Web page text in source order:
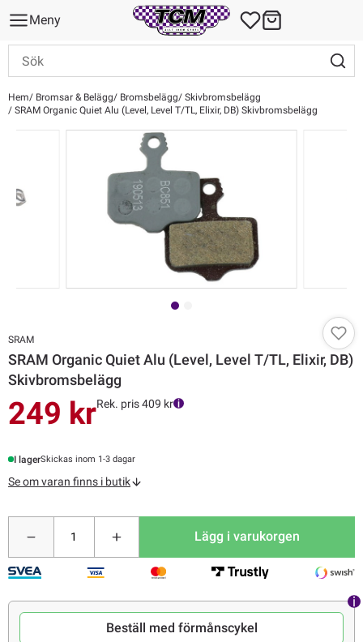
Meny
Hem Bromsar & Belägg Bromsbelägg
Skivbromsbelägg
SRAM Organic Quiet Alu (Level, Level T/TL, Elixir, DB) Skivbromsbelägg
SRAM
SRAM Organic Quiet Alu (Level, Level T/TL, Elixir, DB)
Skivbromsbelägg
249 krRek. pris 409 kr
I lagerSkickas inom 1-3 dagar
Se om varan finns i butik
Lägg i varukorgen
Beställ med förmånscykel